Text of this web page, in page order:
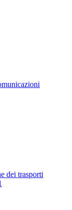
dei trasporti